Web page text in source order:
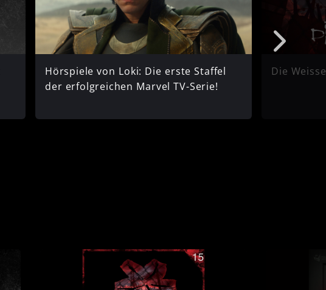
Hörspiele von Loki: Die erste Staffel
der erfolgreichen Marvel TV-Serie!
Die